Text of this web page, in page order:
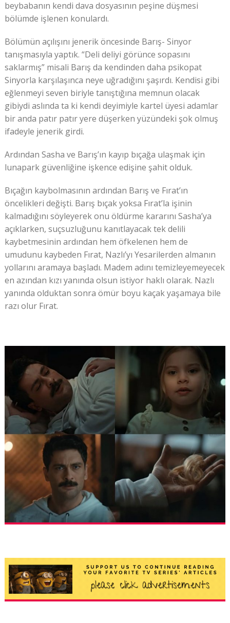
beybabanın kendi dava dosyasının peşine düşmesi
bölümde işlenen konulardı.
Bölümün açılışını jenerik öncesinde Barış- Sinyor
tanışmasıyla yaptık. “Deli deliyi görünce sopasını
saklarmış” misali Barış da kendinden daha psikopat
Sinyorla karşılaşınca neye uğradığını şaşırdı. Kendisi gibi
eğlenmeyi seven biriyle tanıştığına memnun olacak
gibiydi aslında ta ki kendi deyimiyle kartel üyesi adamlar
bir anda patır patır yere düşerken yüzündeki şok olmuş
ifadeyle jenerik girdi.
Ardından Sasha ve Barış’ın kayıp bıçağa ulaşmak için
lunapark güvenliğine işkence edişine şahit olduk.
Bıçağın kaybolmasının ardından Barış ve Fırat’ın
öncelikleri değişti. Barış bıçak yoksa Fırat’la işinin
kalmadığını söyleyerek onu öldürme kararını Sasha’ya
açıklarken, suçsuzluğunu kanıtlayacak tek delili
kaybetmesinin ardından hem öfkelenen hem de
umudunu kaybeden Fırat, Nazlı’yı Yesarilerden almanın
yollarını aramaya başladı. Madem adını temizleyemeyecek
en azından kızı yanında olsun istiyor haklı olarak. Nazlı
yanında olduktan sonra ömür boyu kaçak yaşamaya bile
razı olur Fırat.